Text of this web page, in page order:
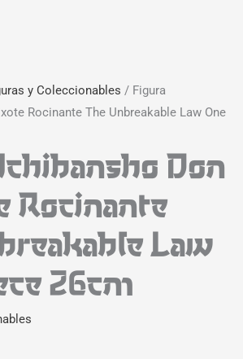
y Coleccionables / Figura
Rocinante The Unbreakable Law One
Don
Rocinante
Law
26cm